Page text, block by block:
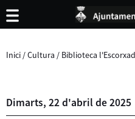
Inici /Cultura / Biblioteca
Dimarts, 22d'abrilde2025